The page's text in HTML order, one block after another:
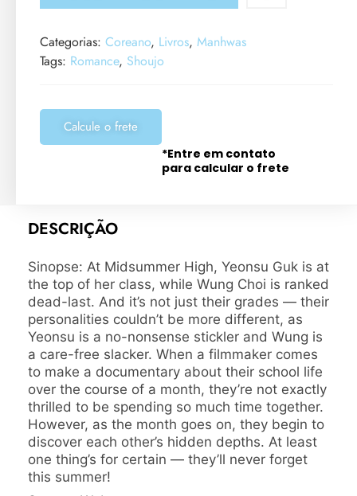
Categorias: Coreano, Livros, Manhwas
Tags: Romance, Shoujo
Calcule o frete
*Entre em contato
para calcular o frete
DESCRIÇÃO
Sinopse: At Midsummer High, Yeonsu Guk is at
the top of her class, while Wung Choi is ranked
dead-last. And it’s not just their grades — their
personalities couldn’t be more different, as
Yeonsu is a no-nonsense stickler and Wung is
a care-free slacker. When a filmmaker comes
to make a documentary about their school life
over the course of a month, they’re not exactly
thrilled to be spending so much time together.
However, as the month goes on, they begin to
discover each other’s hidden depths. At least
one thing’s for certain — they’ll never forget
this summer!